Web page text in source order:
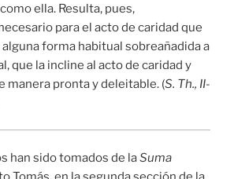
ella. Resulta, pues,
para el acto de caridad que
forma habitual sobreañadida a
que la incline al acto de caridad y
manera pronta y deleitable. (S. Th., II-
han sido tomados de laSuma